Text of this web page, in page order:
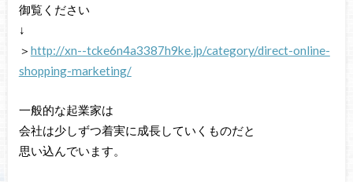
御覧ください
↓
＞ http://xn--tcke6n4a3387h9ke.jp/category/direct-online-
shopping-marketing/
一般的な起業家は
会社は少しずつ着実に成長していくものだと
思い込んでいます。